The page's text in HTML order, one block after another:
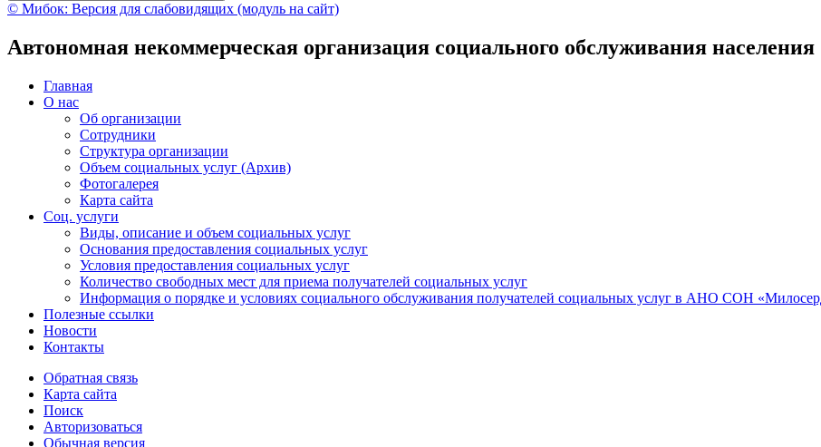
© Мибок: Версия для слабовидящих (модуль на сайт)
Автономная некоммерческая организация социального обслуживания
Главная
О нас
Об организации
Сотрудники
Структура организации
Объем социальных услуг (Архив)
Фотогалерея
Карта сайта
Соц. услуги
Виды, описание и объем социальных услуг
Основания предоставления социальных услуг
Условия предоставления социальных услуг
Количество свободных мест для приема получателей социальных услуг
Информация о порядке и условиях социального обслуживания получателей социальных услуг в АНО СОН
Полезные ссылки
Новости
Контакты
Обратная связь
Карта сайта
Поиск
Авторизоваться
Обычная версия